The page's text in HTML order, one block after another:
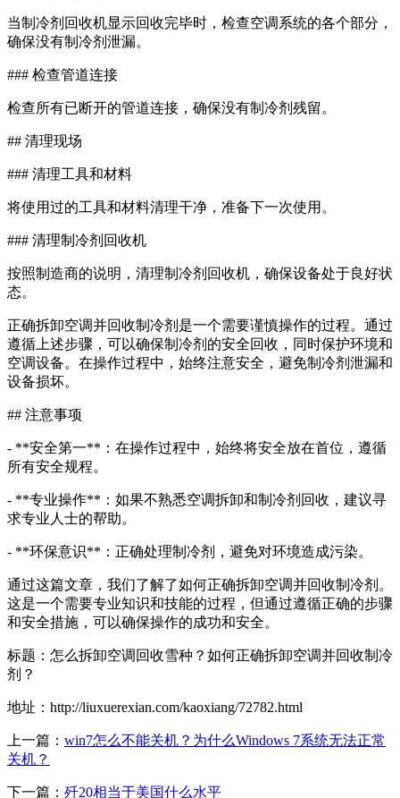
当制冷剂回收机显示回收完毕时，检查空调系统的各个部分，
确保没有制冷剂泄漏。
### 检查管道连接
检查所有已断开的管道连接，确保没有制冷剂残留。
## 清理现场
### 清理工具和材料
将使用过的工具和材料清理干净，准备下一次使用。
### 清理制冷剂回收机
按照制造商的说明，清理制冷剂回收机，确保设备处于良好状
态。
正确拆卸空调并回收制冷剂是一个需要谨慎操作的过程。通过
遵循上述步骤，可以确保制冷剂的安全回收，同时保护环境和
空调设备。在操作过程中，始终注意安全，避免制冷剂泄漏和
设备损坏。
## 注意事项
- **安全第一**：在操作过程中，始终将安全放在首位，遵循
所有安全规程。
- **专业操作**：如果不熟悉空调拆卸和制冷剂回收，建议寻
求专业人士的帮助。
- **环保意识**：正确处理制冷剂，避免对环境造成污染。
通过这篇文章，我们了解了如何正确拆卸空调并回收制冷剂。
这是一个需要专业知识和技能的过程，但通过遵循正确的步骤
和安全措施，可以确保操作的成功和安全。
标题：怎么拆卸空调回收雪种？如何正确拆卸空调并回收制冷
剂？
地址：http://liuxuerexian.com/kaoxiang/72782.html
上一篇： win7怎么不能关机？为什么Windows 7系统无法正常
关机？
下一篇： 歼20相当于美国什么水平